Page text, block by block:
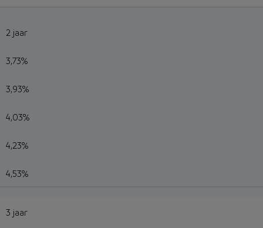
2 jaar
3,73%
3,93%
4,03%
4,23%
4,53%
3 jaar